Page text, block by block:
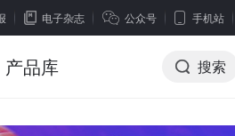
电子杂志 公众号 手机站
产品库 搜索